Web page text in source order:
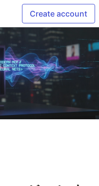
Create account